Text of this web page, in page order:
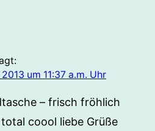
2013 um 11:37 a.m. Uhr
– frisch fröhlich
total coool liebe Grüße